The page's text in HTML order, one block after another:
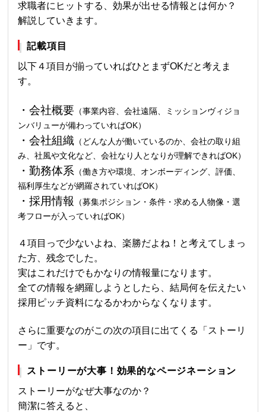
求職者にヒットする、効果が出せる情報とは何か？
解説していきます。
記載項目
以下４項目が揃っていればひとまずOKだと考えま
す。
・会社概要 （事業内容、会社遠隔、ミッションヴィジョ
ンバリューが備わっていればOK）
・会社組織 （どんな人が働いているのか、会社の取り組
み、社風や文化など、会社なり人となりが理解できればOK）
・勤務体系 （働き方や環境、オンボーディング、評価、
福利厚生などが網羅されていればOK）
・採用情報
（募集ポジション・条件・求める人物像・選
考フローが入っていればOK）
４項目っで少ないよね、楽勝だよね！と考えてしまっ
た方、残念でした。
実はこれだけでもかなりの情報量になります。
全ての情報を網羅しようとしたら、結局何を伝えたい
採用ピッチ資料になるかわからなくなります。
さらに重要なのがこの次の項目に出てくる「ストーリ
ー」です。
ストーリーが大事！効果的なページネーション
ストーリーがなぜ大事なのか？
簡潔に答えると、